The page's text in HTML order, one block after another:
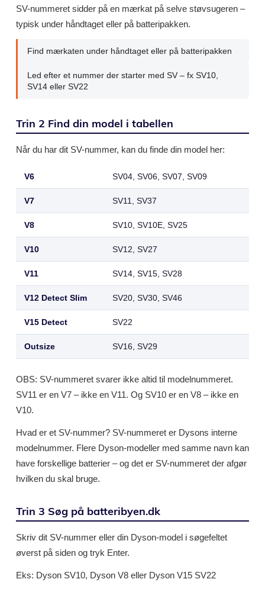
SV-nummeret sidder på en mærkat på selve støvsugeren –
typisk under håndtaget eller på batteripakken.
Find mærkaten under håndtaget eller på batteripakken
Led efter et nummer der starter med SV – fx SV10,
SV14 eller SV22
Trin 2 Find din model i tabellen
Når du har dit SV-nummer, kan du finde din model her:
V6 SV04, SV06, SV07, SV09
V7 SV11, SV37
V8 SV10, SV10E, SV25
V10 SV12, SV27
V11 SV14, SV15, SV28
V12 Detect Slim SV20, SV30, SV46
V15 Detect SV22
Outsize SV16, SV29
OBS: SV-nummeret svarer ikke altid til modelnummeret.
SV11 er en V7 – ikke en V11. Og SV10 er en V8 – ikke en
V10.
Hvad er et SV-nummer? SV-nummeret er Dysons interne
modelnummer. Flere Dyson-modeller med samme navn kan
have forskellige batterier – og det er SV-nummeret der afgør
hvilken du skal bruge.
Trin 3 Søg på batteribyen.dk
Skriv dit SV-nummer eller din Dyson-model i søgefeltet
øverst på siden og tryk Enter.
Eks: Dyson SV10, Dyson V8 eller Dyson V15 SV22